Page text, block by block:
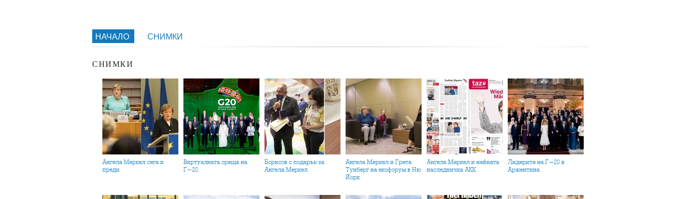
НАЧАЛО СНИМКИ
СНИМКИ
Ангела Меркел сега и
преди
Виртуалната среща на
Г-20
Борисов с подарък за
Ангела Меркел
Ангела Меркел и Грета
Тунберг на екофорум в Ню
Йорк
Ангела Меркел и нейната
наследничка АКК
Лидерите на Г-20 в
Аржентина